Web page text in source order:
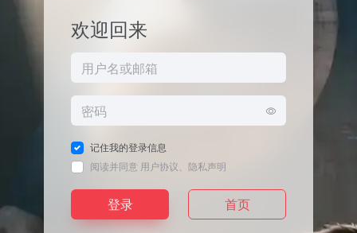
欢迎回来
记住我的登录信息
阅读并同意 用户协议 隐私声明
登录 首页